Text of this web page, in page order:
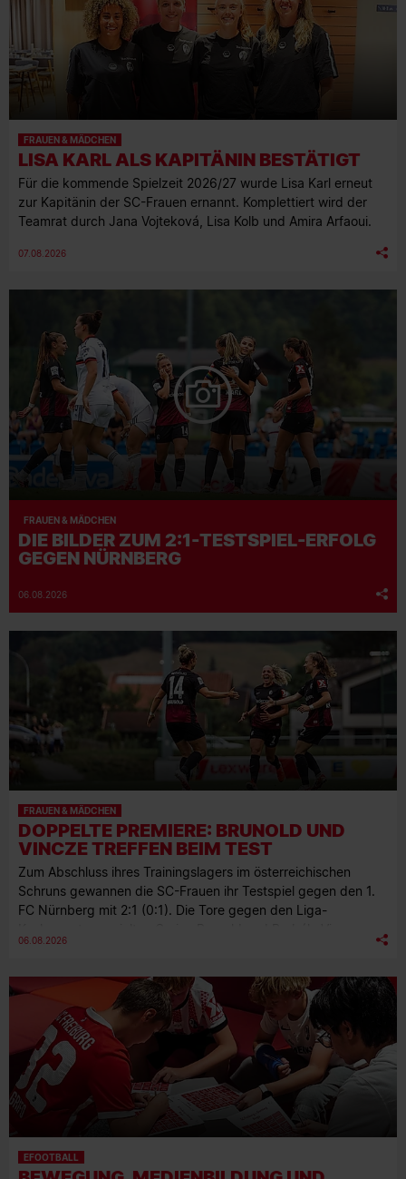
FRAUEN & MÄDCHEN
LISA KARL ALS KAPITÄNIN BESTÄTIGT
Für die kommende Spielzeit 2026/27 wurde Lisa Karl erneut
zur Kapitänin der SC-Frauen ernannt. Komplettiert wird der
Teamrat durch Jana Vojteková, Lisa Kolb und Amira Arfaoui.
07.08.2026
FRAUEN & MÄDCHEN
DIE BILDER ZUM 2:1-TESTSPIEL-ERFOLG
GEGEN NÜRNBERG
06.08.2026
FRAUEN & MÄDCHEN
DOPPELTE PREMIERE: BRUNOLD UND
VINCZE TREFFEN BEIM TEST
Zum Abschluss ihres Trainingslagers im österreichischen
Schruns gewannen die SC-Frauen ihr Testspiel gegen den 1.
FC Nürnberg mit 2:1 (0:1). Die Tore gegen den Liga-
06.08.2026
EFOOTBALL